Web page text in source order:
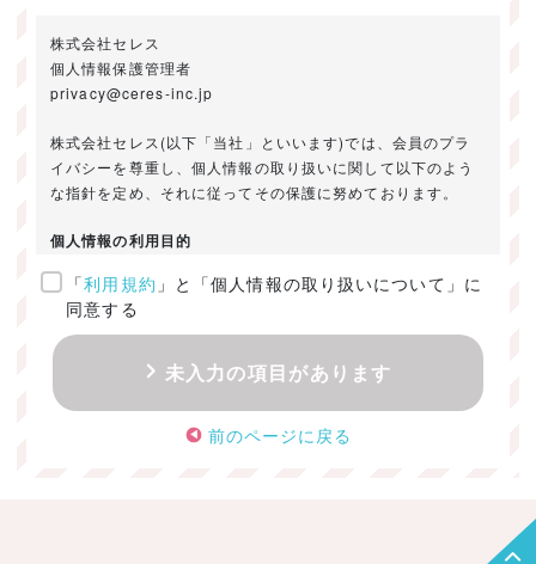
株式会社セレス
個人情報保護管理者
privacy@ceres-inc.jp
株式会社セレス(以下「当社」といいます)では、会員のプラ
イバシーを尊重し、個人情報の取り扱いに関して以下のよう
な指針を定め、それに従ってその保護に努めております。
個人情報の利用目的
ご提供いただきました個人情報は、以下のためにのみ利用い
たします。
・お問い合わせに対する回答及び資料送付のご連絡
・当社のお客様向けサービスの提供
・本人確認
・サービスの開発・改善のための分析
「利用規約 」と「個人情報の取り扱いについて」に
同意する
未入力の項目があります
前のページに戻る